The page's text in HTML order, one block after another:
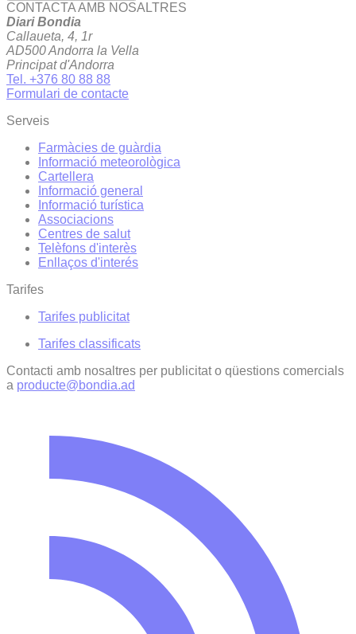
CONTACTA AMB NOSALTRES
Diari Bondia
Callaueta, 4, 1r
AD500 Andorra la Vella
Principat d'Andorra
Tel. +376 80 88 88
Formulari de contacte
Serveis
Farmàcies de guàrdia
Informació meteorològica
Cartellera
Informació general
Informació turística
Associacions
Centres de salut
Telèfons d'interès
Enllaços d'interés
Tarifes
Tarifes publicitat
Tarifes classificats
Contacti amb nosaltres per publicitat o qüestions comercials
a producte@bondia.ad